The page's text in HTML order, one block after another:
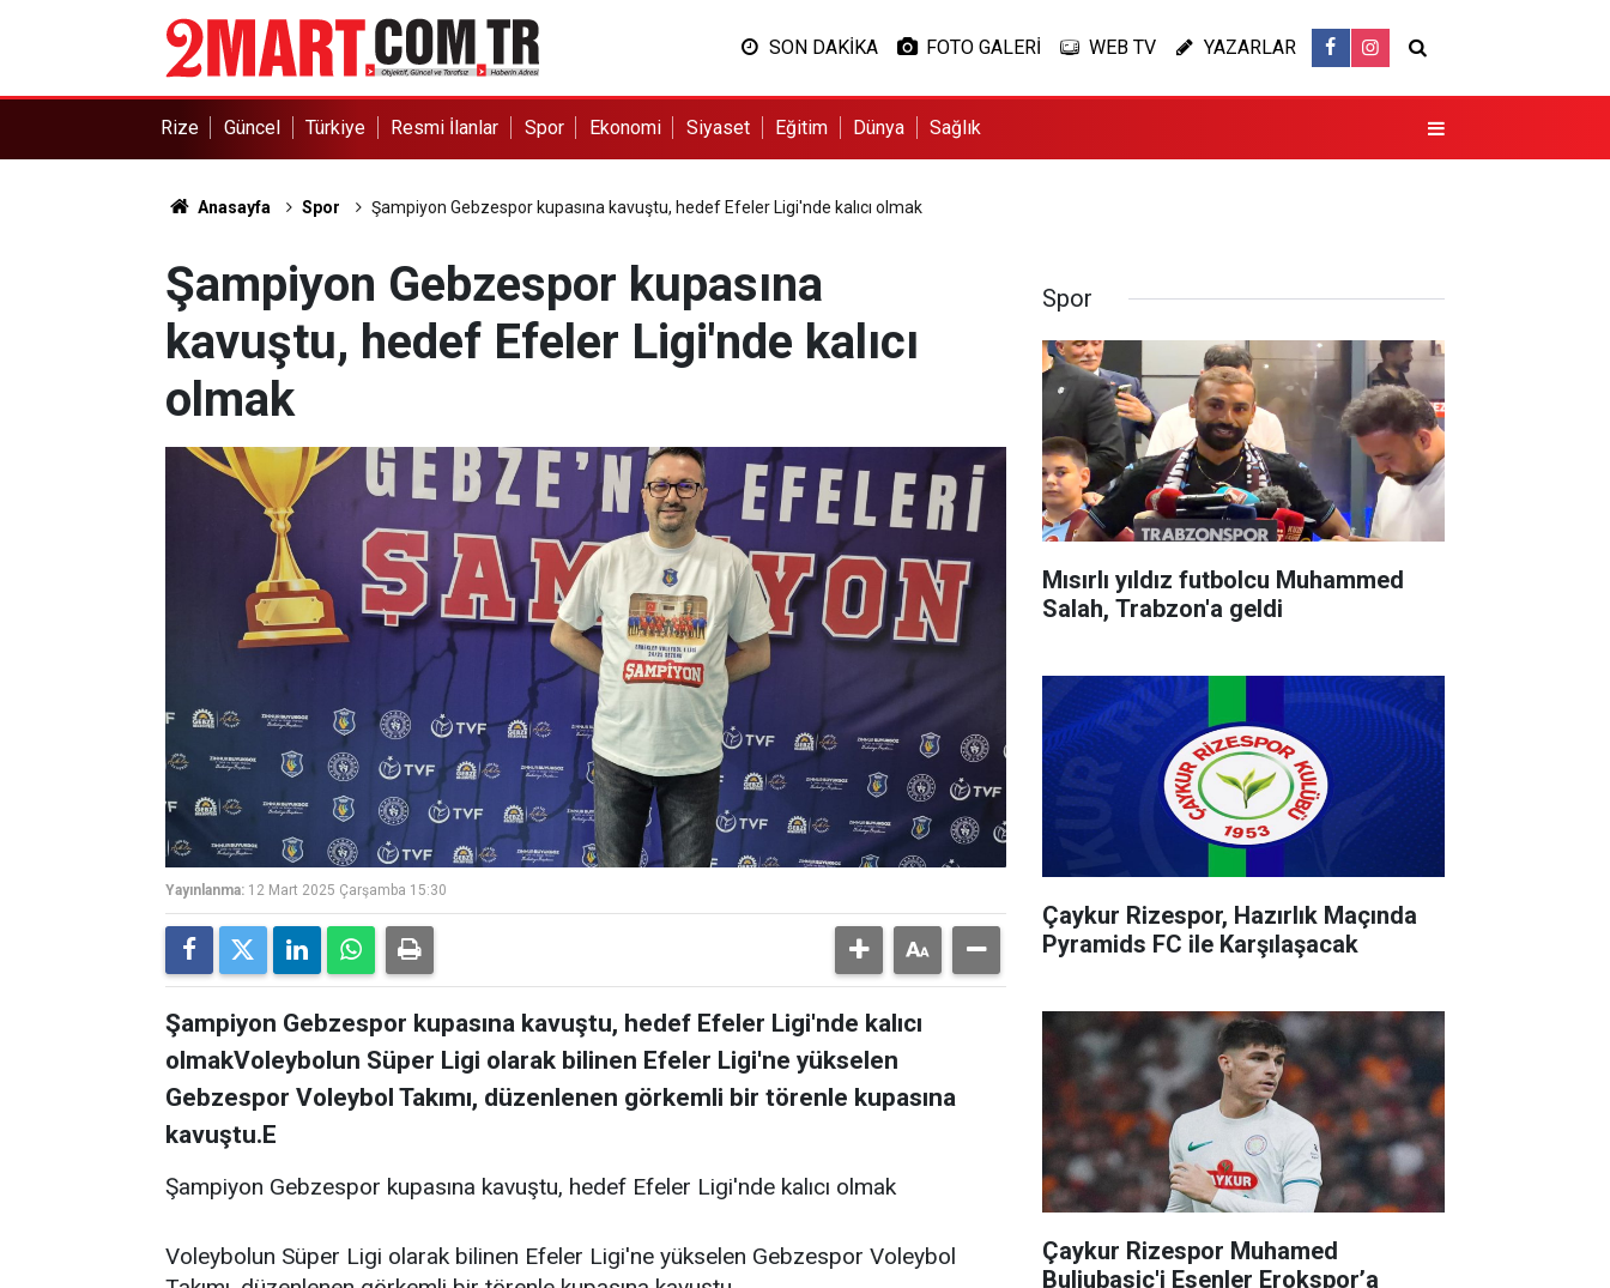
SON DAKİKA FOTO GALERİ WEB TV YAZARLAR
Rize Güncel Türkiye Resmi İlanlar Spor Ekonomi Siyaset Eğitim Dünya Sağlık
Anasayfa Spor Şampiyon Gebzespor kupasına kavuştu, hedef Efeler Ligi'nde kalıcı olmak
Şampiyon Gebzespor kupasına
kavuştu, hedef Efeler Ligi'nde kalıcı
olmak
Yayınlanma: 12 Mart 2025 Çarşamba 15:30
Şampiyon Gebzespor kupasına kavuştu, hedef Efeler Ligi'nde kalıcı
olmakVoleybolun Süper Ligi olarak bilinen Efeler Ligi'ne yükselen
Gebzespor Voleybol Takımı, düzenlenen görkemli bir törenle kupasına
kavuştu.E
Şampiyon Gebzespor kupasına kavuştu, hedef Efeler Ligi'nde kalıcı olmak
Voleybolun Süper Ligi olarak bilinen Efeler Ligi'ne yükselen Gebzespor Voleybol
Spor
Mısırlı yıldız futbolcu Muhammed
Salah, Trabzon'a geldi
Çaykur Rizespor, Hazırlık Maçında
Pyramids FC ile Karşılaşacak
Çaykur Rizespor Muhamed
Buljubasic'i Esenler Erokspor’a